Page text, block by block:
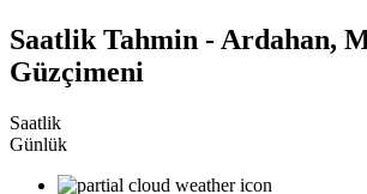
Saatlik Tahmin - Ardahan,
Güzçimeni
Saatlik
Günlük